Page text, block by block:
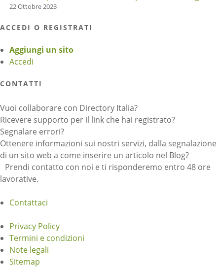
22 Ottobre 2023
ACCEDI O REGISTRATI
Aggiungi un sito
Accedi
CONTATTI
Vuoi collaborare con Directory Italia?
Ricevere supporto per il link che hai registrato?
Segnalare errori?
Ottenere informazioni sui nostri servizi, dalla segnalazione
di un sito web a come inserire un articolo nel Blog?
Prendi contatto con noi e ti risponderemo entro 48 ore
lavorative.
Contattaci
Privacy Policy
Termini e condizioni
Note legali
Sitemap